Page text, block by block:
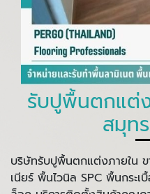
รับปูพื้นตกแต่
สมุท
บริษัทรับปูพื้นตกแต่งภายใน
เนียร์ พื้นไวนิล SPC พื้นกระเ